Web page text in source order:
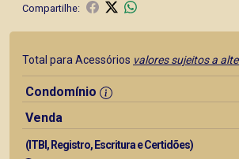
Compartilhe:
Total para Acessórios valores sujeitos a
Condomínio
Venda
(ITBI, Registro, Escritura e Certidões)